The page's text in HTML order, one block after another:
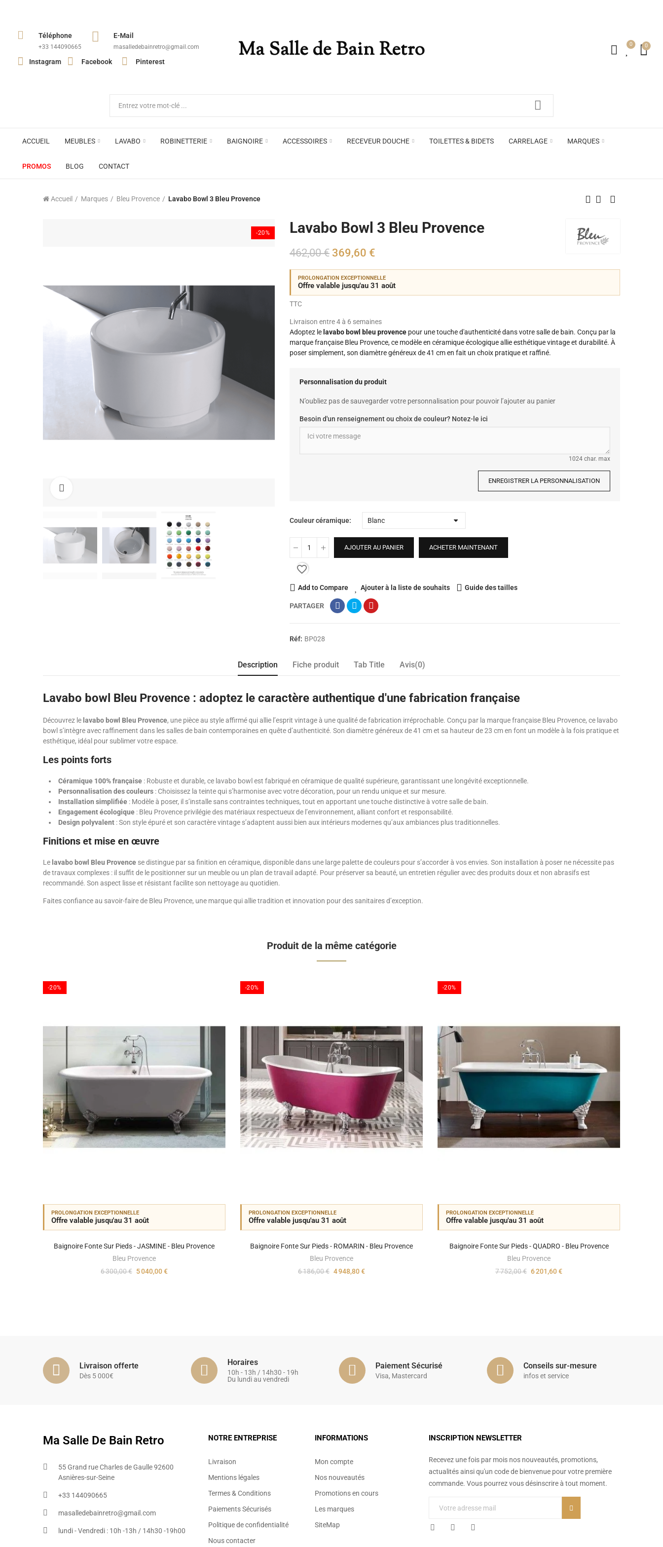
Téléphone
+33 144090665​
E-Mail
masalledebainretro@gmail.com
Instagram Facebook Pinterest Ma Salle de Bain Retro 0 0
ACCUEIL MEUBLES LAVABO ROBINETTERIE BAIGNOIRE ACCESSOIRES RECEVEUR DOUCHE TOILETTES & BIDETS CARRELAGE MARQUES
Plafonniers , spots et pendants
Voir toute la marque →
PROMOS BLOG CONTACT
Appliques murales Miroirs ACB
Accueil Marques Bleu Provence Lavabo Bowl 3 Bleu Provence
-20% Lavabo Bowl 3 Bleu Provence
462,00 € 369,60 €
PROLONGATION EXCEPTIONNELLE
Offre valable jusqu'au 31 août
TTC
Livraison entre 4 à 6 semaines
Adoptez le lavabo bowl bleu provence pour une touche d'authenticité dans votre salle de bain. Conçu par la
marque française Bleu Provence, ce modèle en céramique écologique allie esthétique vintage et durabilité. À
poser simplement, son diamètre généreux de 41 cm en fait un choix pratique et raffiné.
Personnalisation du produit
N’oubliez pas de sauvegarder votre personnalisation pour pouvoir l’ajouter au panier
Besoin d'un renseignement ou choix de couleur? Notez-le ici
1024 char. max
ENREGISTRER LA PERSONNALISATION
Couleur céramique
AJOUTER AU PANIER ACHETER MAINTENANT
favorite_border
Add to Compare Ajouter à la liste de souhaits Guide des tailles
PARTAGER
Réf: BP028
Description Fiche produit Tab Title Avis(0)
Lavabo bowl Bleu Provence : adoptez le caractère authentique d'une fabrication française
Découvrez le lavabo bowl Bleu Provence, une pièce au style affirmé qui allie l’esprit vintage à une qualité de fabrication irréprochable. Conçu par la marque française Bleu Provence, ce lavabo
bowl s’intègre avec raffinement dans les salles de bain contemporaines en quête d’authenticité. Son diamètre généreux de 41 cm et sa hauteur de 23 cm en font un modèle à la fois pratique et
esthétique, idéal pour sublimer votre espace.
Les points forts
Céramique 100% française : Robuste et durable, ce lavabo bowl est fabriqué en céramique de qualité supérieure, garantissant une longévité exceptionnelle.
Personnalisation des couleurs : Choisissez la teinte qui s’harmonise avec votre décoration, pour un rendu unique et sur mesure.
Installation simplifiée : Modèle à poser, il s’installe sans contraintes techniques, tout en apportant une touche distinctive à votre salle de bain.
Engagement écologique : Bleu Provence privilégie des matériaux respectueux de l’environnement, alliant confort et responsabilité.
Design polyvalent : Son style épuré et son caractère vintage s’adaptent aussi bien aux intérieurs modernes qu’aux ambiances plus traditionnelles.
Finitions et mise en œuvre
Le lavabo bowl Bleu Provence se distingue par sa finition en céramique, disponible dans une large palette de couleurs pour s’accorder à vos envies. Son installation à poser ne nécessite pas
de travaux complexes : il suffit de le positionner sur un meuble ou un plan de travail adapté. Pour préserver sa beauté, un entretien régulier avec des produits doux et non abrasifs est
recommandé. Son aspect lisse et résistant facilite son nettoyage au quotidien.
Faites confiance au savoir-faire de Bleu Provence, une marque qui allie tradition et innovation pour des sanitaires d’exception.
Produit de la même catégorie
-20%
PROLONGATION EXCEPTIONNELLE
Offre valable jusqu'au 31 août
Baignoire Fonte Sur Pieds - JASMINE - Bleu Provence
Bleu Provence
6 300,00 € 5 040,00 €
-20%
PROLONGATION EXCEPTIONNELLE
Offre valable jusqu'au 31 août
Baignoire Fonte Sur Pieds - ROMARIN - Bleu Provence
Bleu Provence
6 186,00 € 4 948,80 €
-20%
PROLONGATION EXCEPTIONNELLE
Offre valable jusqu'au 31 août
Baignoire Fonte Sur Pieds - QUADRO - Bleu Provence
Bleu Provence
7 752,00 € 6 201,60 €
Livraison offerte
Dès 5 000€
Horaires
10h - 13h / 14h30 - 19h
Du lundi au vendredi
Paiement Sécurisé
Visa, Mastercard
Conseils sur-mesure
infos et service
Ma Salle De Bain Retro
55 Grand rue Charles de Gaulle 92600
Asnières-sur-Seine
+33 144090665​
masalledebainretro@gmail.com
lundi - Vendredi : 10h -13h / 14h30 -19h00
NOTRE ENTREPRISE
Livraison
Mentions légales
Termes & Conditions
Paiements Sécurisés
Politique de confidentialité
Nous contacter
INFORMATIONS
Mon compte
Nos nouveautés
Promotions en cours
Les marques
SiteMap
INSCRIPTION NEWSLETTER
Recevez une fois par mois nos nouveautés, promotions,
actualités ainsi qu'un code de bienvenue pour votre première
commande. Vous pourrez vous désinscrire à tout moment.